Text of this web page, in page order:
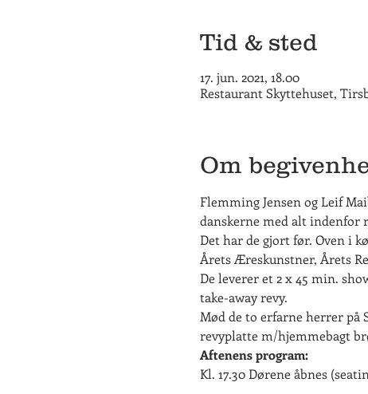
Tid & sted
17. jun. 2021, 18.00
Restaurant Skyttehuset,
Om
Flemming Jensen og Leif
danskerne med alt indenfor
Det har de gjort før. Oven i
Årets Æreskunstner, Årets
De leverer et 2 x 45 min.
take-away revy.
Mød de to erfarne herrer på
revyplatte m/hjemmebagt
Aftenens program:
Kl. 17.30 Dørene åbnes